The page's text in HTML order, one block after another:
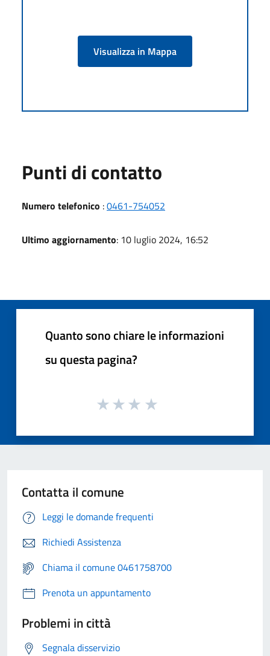
Visualizza in Mappa
Punti di contatto
Numero telefonico :0461-754052
Ultimo aggiornamento: 10 luglio 2024, 16:52
Quanto sono chiare le informazioni
su questa pagina?
Contatta il comune
Leggi le domande frequenti
Richiedi Assistenza
Chiama il comune 0461758700
Prenota un appuntamento
Problemi in città
Segnala disservizio